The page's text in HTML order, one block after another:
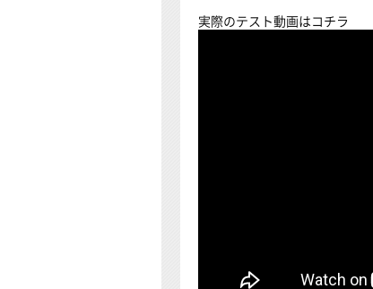
実際のテスト動画はコチラ